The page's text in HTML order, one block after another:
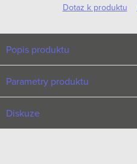
Dotaz k produktu
Popis produktu
Parametry produktu
Diskuze